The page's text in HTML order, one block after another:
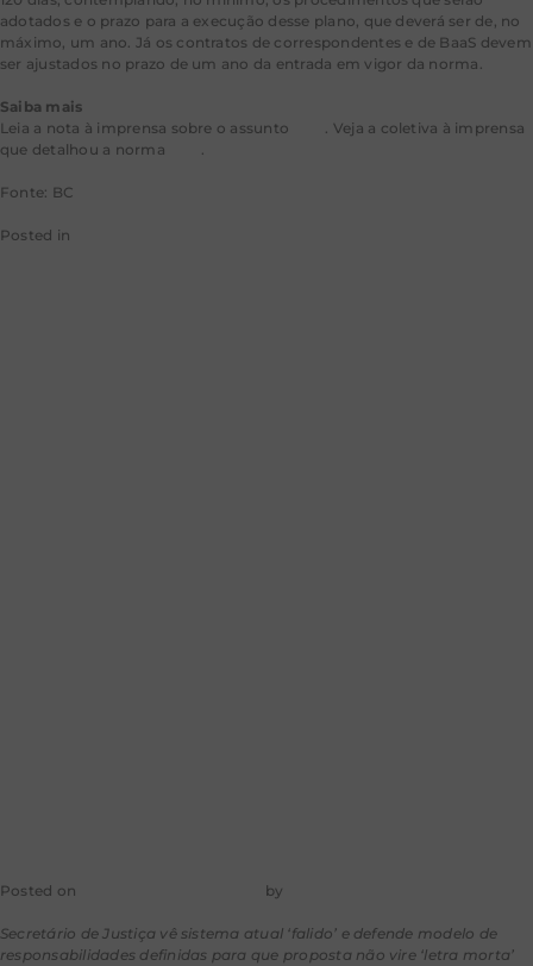
adotados e o prazo para a execução desse plano, que deverá ser de, no
máximo, um ano. Já os contratos de correspondentes e de BaaS devem
ser ajustados no prazo de um ano da entrada em vigor da norma.
Saiba mais
Leia a nota à imprensa sobre o assunto
. Veja a coletiva à imprensa
que detalhou a norma
. ​
Fonte: BC
Posted in
Posted on by
Secretário de Justiça vê sistema atual ‘falido’ e defende modelo de
responsabilidades definidas para que proposta não vire ‘letra morta’